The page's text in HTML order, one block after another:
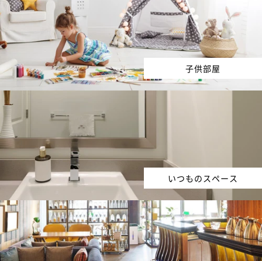
子供部屋
いつものスペース